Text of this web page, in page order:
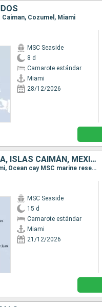
Cozumel, Miami
MSC Seaside
8 d
Camarote estándar
Miami
28/12/2026
PUERTO RICO, REPÚBLICA DOMINICANA, BAHAMAS, JAMAICA, ISLAS CAIMÁN, MÉXICO, ESTADOS UNIDOS
Itinerario : Miami, Ocean cay MSC marine reserve, San Juan, Puerto Plata, Miami, Ocean cay MSC marine reserve, Falmouth, Georgetown Islas Caiman, Cozumel, Miami
MSC Seaside
15 d
Camarote estándar
Miami
21/12/2026